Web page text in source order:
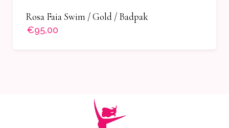
Rosa Faia Swim / Gold / Badpak
€95,00